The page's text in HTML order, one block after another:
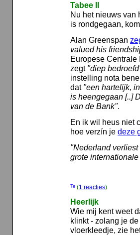
Tabee II
Nu het nieuws van
is rondgegaan,
Alan Greenspan
valued his
Europese
zegt "diep
instelling nota
dat "een hartelijk,
is heengegaan [..]
van de Bank".
En ik wil heus niet
hoe verzín je deze
"Nederland
grote
(1 reacties)
Heerlijk
Wie mij kent weet
klinkt - zolang je
vloerkleedje, zie